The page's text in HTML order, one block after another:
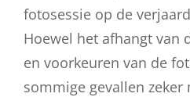
fotosessie op de
Hoewel het afhangt van
en voorkeuren van de
sommige gevallen